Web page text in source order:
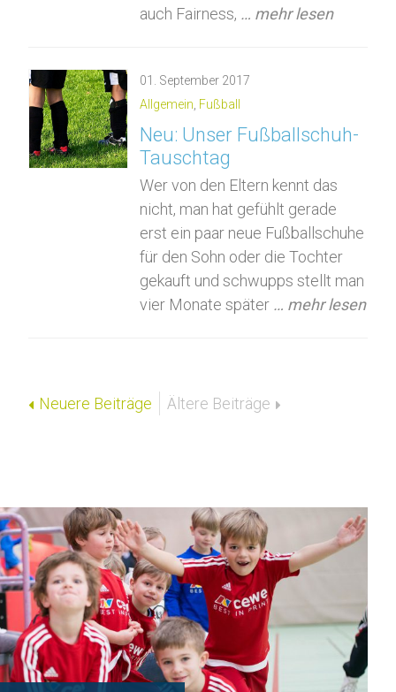
auch Fairness, … mehr lesen
01. September 2017
Allgemein Fußball
Neu: Unser Fußballschuh-
Tauschtag
Wer von den Eltern kennt das
nicht, man hat gefühlt gerade
erst ein paar neue Fußballschuhe
für den Sohn oder die Tochter
gekauft und schwupps stellt man
vier Monate später … mehr lesen
Neuere Beiträge Ältere Beiträge